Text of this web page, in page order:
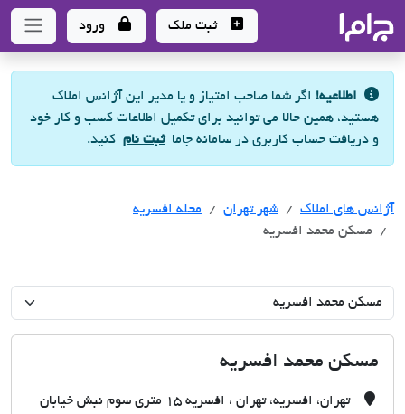
- سامانه جامع املاک و مشاورین املاک
ثبت ملک ورود
اطلاعیه! اگر شما صاحب امتیاز و یا مدیر این آژانس املاک
هستید، همین حالا می توانید برای تکمیل اطلاعات کسب و کار خود
و دریافت حساب کاربری در سامانه جاماثبت نام کنید.
آژانس های املاک آژانس های املاک
شهر تهران آژانس های املاک
محله افسریه
مسکن محمد افسریه
مسکن محمد افسریه
تهران، افسریه، تهران ، افسریه ۱۵ متری سوم نبش خیابان